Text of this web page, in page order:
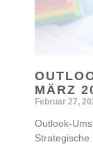
MÄRZ
Februar 27,
Outlook-